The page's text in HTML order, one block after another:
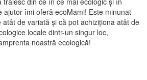
ajutor îmi oferă ecoMami! Este minunat
de variată și că pot achiziționa atât de
locale dintr-un singur loc,
noastră ecologică!